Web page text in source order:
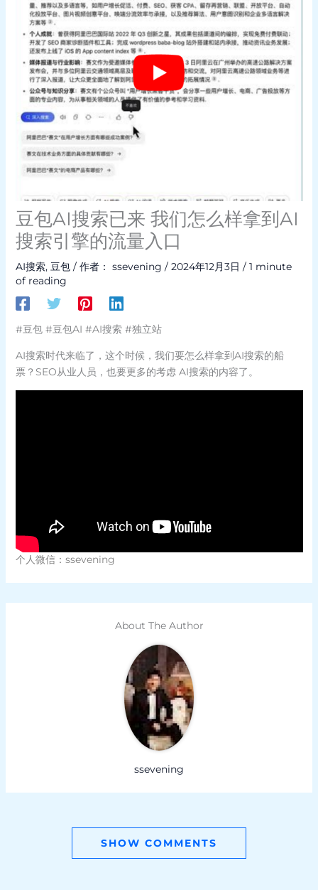
豆包AI搜索已来 我们怎么样拿到AI
搜索引擎的流量入口
AI搜索, 豆包/ 作者： ssevening / 2024年12月3日 / 1 minute
of reading
#豆包 #豆包AI #AI搜索 #独立站
AI搜索时代来临了，这个时候，我们要怎么样拿到AI搜索的船
票？SEO从业人员，也要更多的考虑 AI搜索的内容了。
个人微信：ssevening
About The Author
ssevening
SHOW COMMENTS